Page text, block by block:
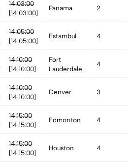
14:03:00
[14:03:00]
Panama 2
14:05:00
[14:05:00]
Estambul 4
14:10:00
[14:10:00]
Fort
Lauderdale
4
14:10:00
[14:10:00]
Denver 3
14:15:00
[14:15:00]
Edmonton 4
14:15:00
[14:15:00]
Houston 4